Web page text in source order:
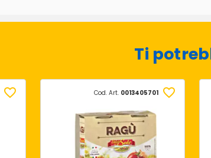
Ti
Cod. Art. 0013405701